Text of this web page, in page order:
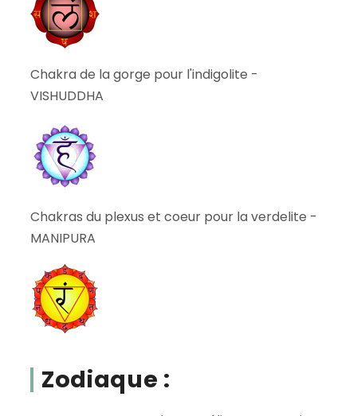
Chakra de la gorge pour l'indigolite -
VISHUDDHA
Chakras du plexus et coeur pour la verdelite -
MANIPURA
Zodiaque :